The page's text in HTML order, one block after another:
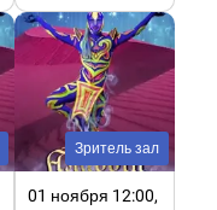
Зритель зал
01 ноября 12:00,